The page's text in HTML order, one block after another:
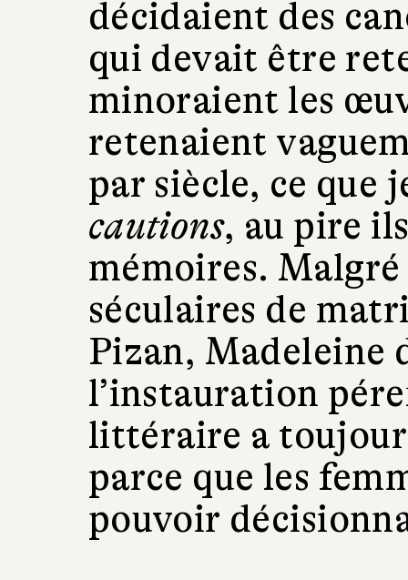
décidaient des
qui devait être
minoraient les
retenaient
par siècle, ce que
cautions, au pire
mémoires.
séculaires de
Pizan, Madeleine
l’instauration
littéraire a
parce que les
pouvoir